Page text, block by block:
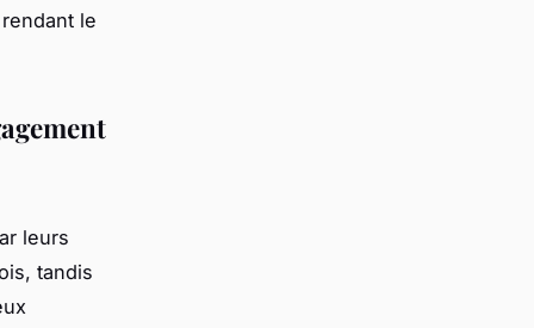
le
leurs
tandis